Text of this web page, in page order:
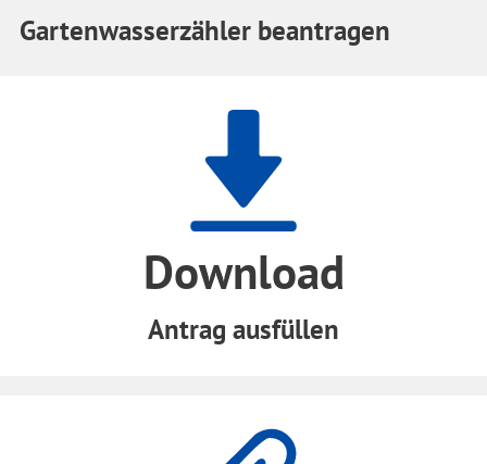
Gartenwasserzähler beantragen
Download
Antrag ausfüllen